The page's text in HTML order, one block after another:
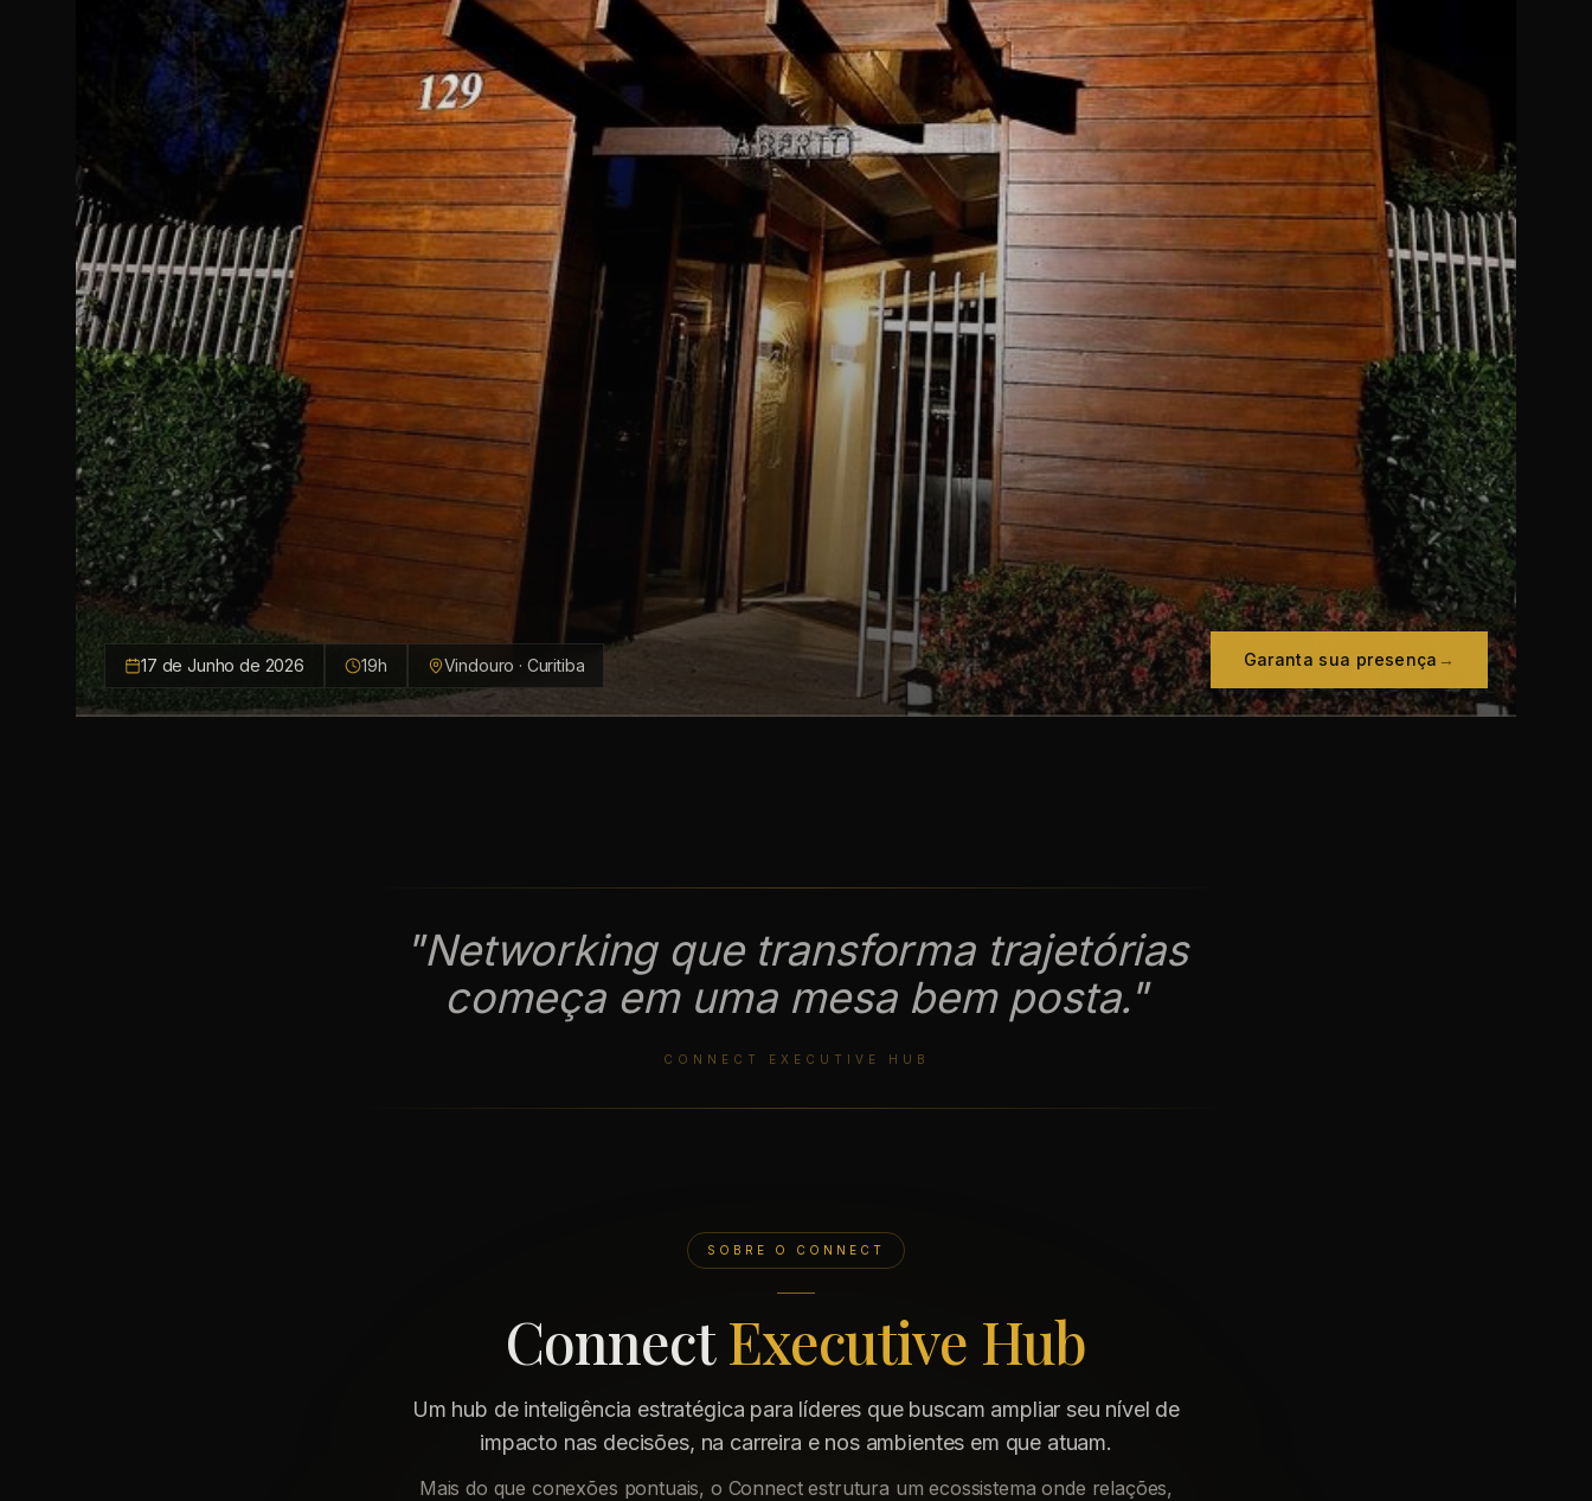
17 de Junho de 2026 19h Vindouro · Curitiba Garanta sua presença →
"Networking que transforma trajetórias
começa em uma mesa bem posta."
CONNECT EXECUTIVE HUB
SOBRE O CONNECT
ConnectExecutive Hub
Um hub de inteligência estratégica para líderes que buscam ampliar seu nível de
impacto nas decisões, na carreira e nos ambientes em que atuam.
Mais do que conexões pontuais, o Connect estrutura um ecossistema onde relações,